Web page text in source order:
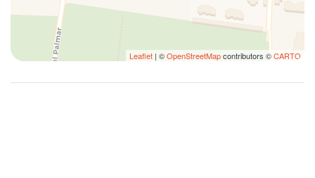
Leaflet | ©OpenStreetMapcontributors ©CARTO